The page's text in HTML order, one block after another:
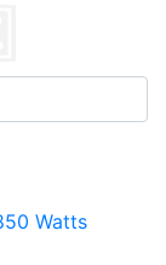
Watts